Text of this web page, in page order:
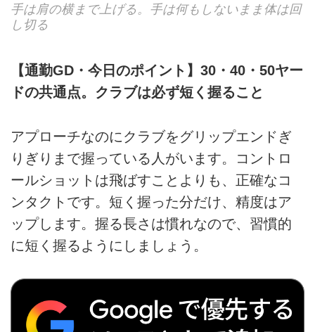
手は肩の横まで上げる。手は何もしないまま体は回
し切る
【通勤GD・今日のポイント】30・40・50ヤー
ドの共通点。クラブは必ず短く握ること
アプローチなのにクラブをグリップエンドぎ
りぎりまで握っている人がいます。コントロ
ールショットは飛ばすことよりも、正確なコ
ンタクトです。短く握った分だけ、精度はア
ップします。握る長さは慣れなので、習慣的
に短く握るようにしましょう。